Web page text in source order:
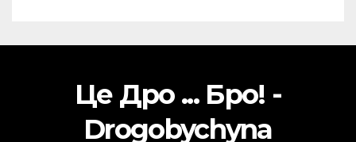
Це Дро ... Бро! -
Drogobychyna